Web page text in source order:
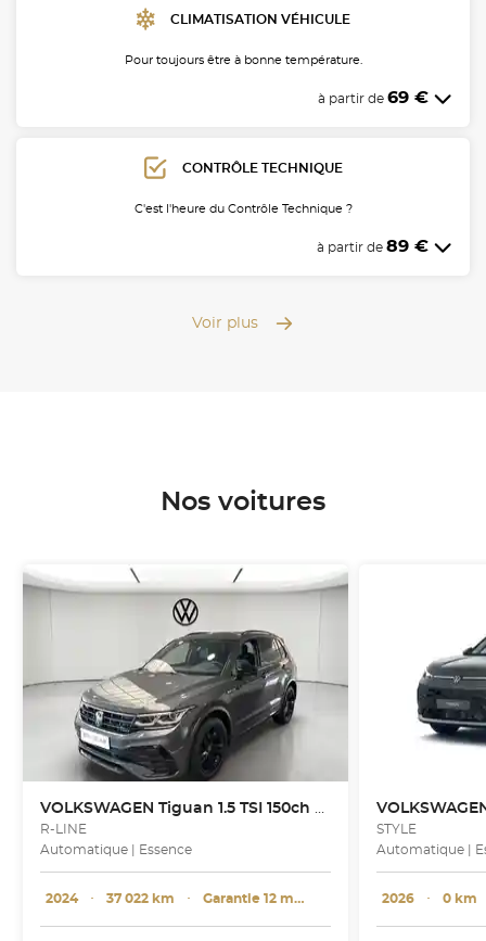
CLIMATISATION VÉHICULE
Pour toujours être à bonne température.
à partir de 69 €
CONTRÔLE TECHNIQUE
C'est l'heure du Contrôle Technique ?
à partir de 89 €
Voir plus
Nos voitures
VOLKSWAGEN Tiguan 1.5 TSI 150ch DSG7
R-LINE
Automatique | Essence
2024 ･ 37 022 km ･ Garantie 12 mois
STYLE
Automatique |
2026 ･ 0 km